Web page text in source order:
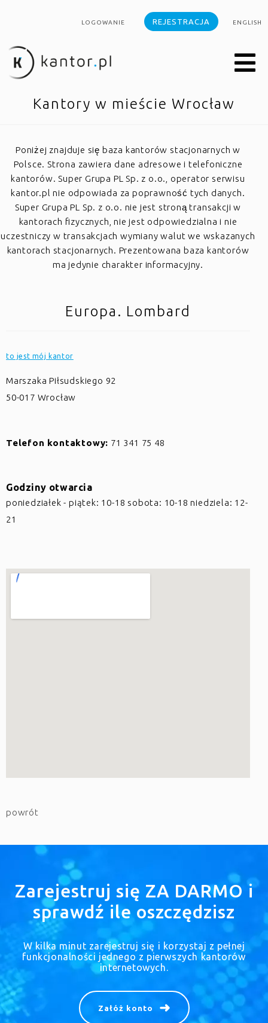
LOGOWANIE REJESTRACJA ENGLISH
Kantory w mieście Wrocław
Poniżej znajduje się baza kantorów stacjonarnych w
Polsce. Strona zawiera dane adresowe i telefoniczne
kantorów. Super Grupa PL Sp. z o.o., operator serwisu
kantor.pl nie odpowiada za poprawność tych danych.
Super Grupa PL Sp. z o.o. nie jest stroną transakcji w
kantorach fizycznych, nie jest odpowiedzialna i nie
uczestniczy w transakcjach wymiany walut we wskazanych
kantorach stacjonarnych. Prezentowana baza kantorów
ma jedynie charakter informacyjny.
Europa. Lombard
to jest mój kantor
Marszaka Piłsudskiego 92
50-017 Wrocław
Telefon kontaktowy: 71 341 75 48
Godziny otwarcia
poniedziałek - piątek: 10-18 sobota: 10-18 niedziela: 12-
21
powrót
Zarejestruj się ZA DARMO i
sprawdź ile oszczędzisz
W kilka minut zarejestruj się i korzystaj z pełnej
funkcjonalności jednego z pierwszych kantorów
internetowych.
Załóż konto